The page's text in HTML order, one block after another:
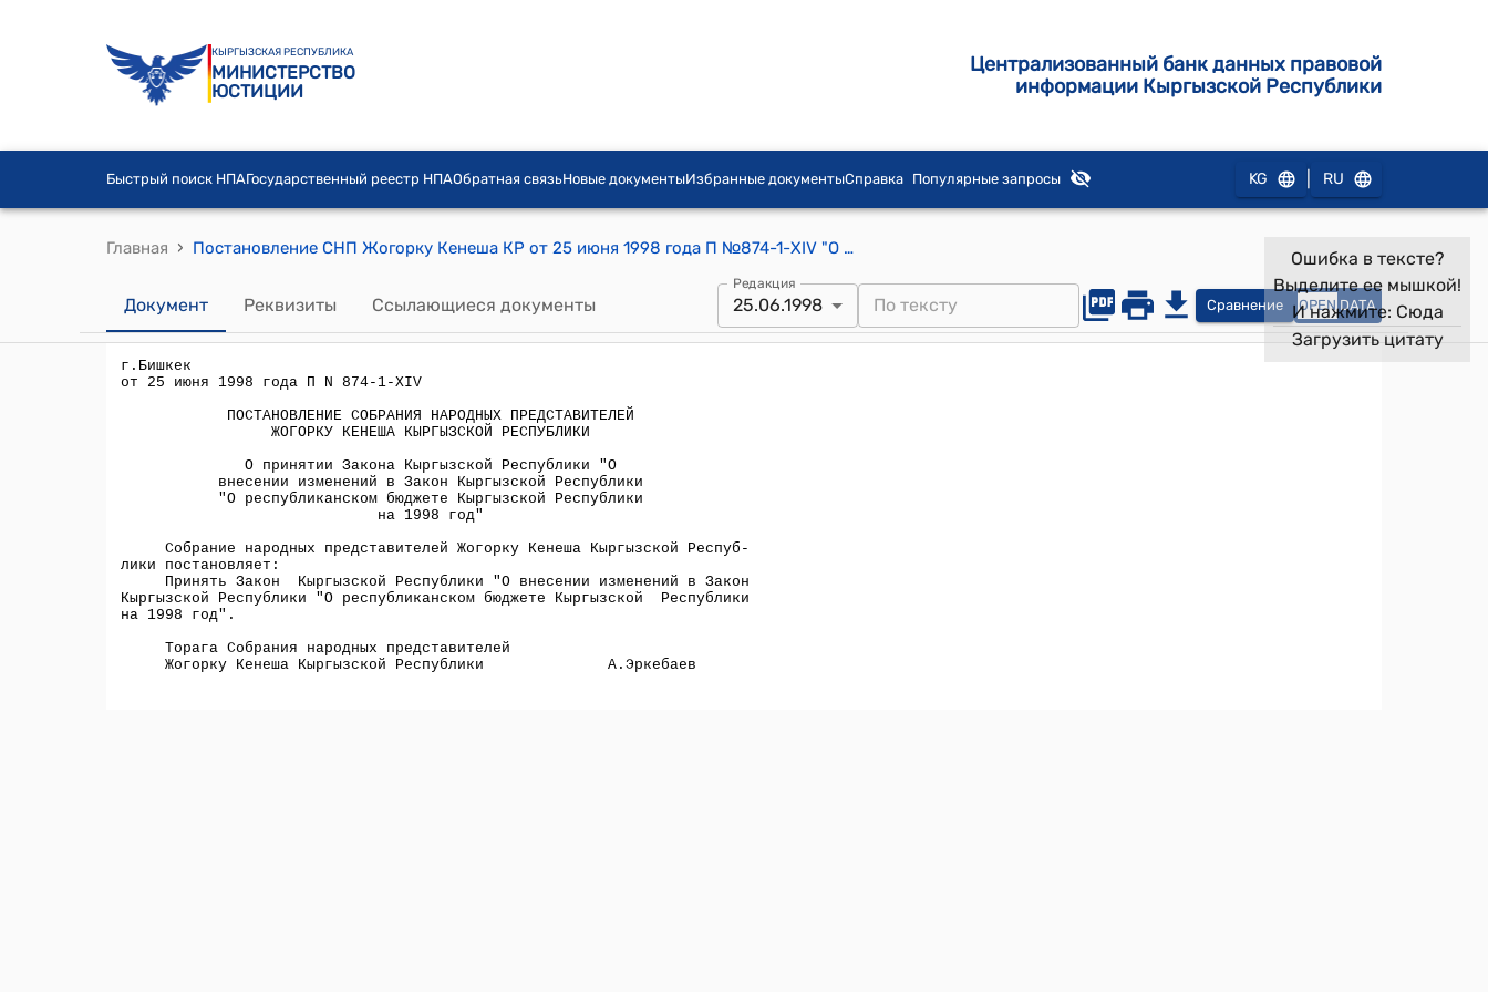
КЫРГЫЗСКАЯ РЕСПУБЛИКА
МИНИСТЕРСТВО
ЮСТИЦИИ
Централизованный банк данных правовой
информации Кыргызской Республики
Быстрый поиск НПАГосударственный реестр НПАОбратная связьНовые документыИзбранные документыСправка Популярные запросы KG RU
Главная › Постановление СНП Жогорку Кенеша КР от 25 июня 1998 года П №874-1-ХIV "О принятии Закона Кыргызской Республики "О внесении изменений в Закон Кыргызской Республики "О республиканском бюджете Кыргызской Республики на 1998 год"
Документ Реквизиты Ссылающиеся документы
Редакция
25.06.1998 Сравнение OPEN DATA
Ошибка в тексте?
Выделите ее мышкой!
И нажмите: Сюда
Загрузить цитату